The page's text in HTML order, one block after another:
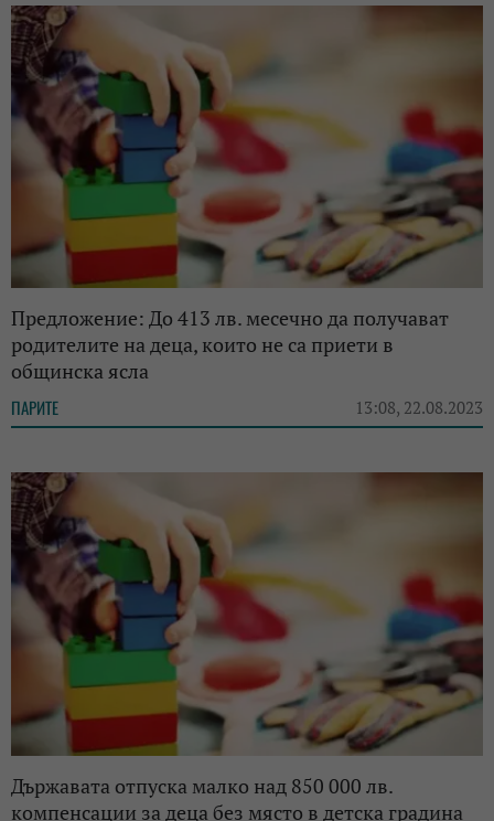
Предложение: До 413 лв. месечно да получават
родителите на деца, които не са приети в
общинска ясла
ПАРИТЕ 13:08, 22.08.2023
Държавата отпуска малко над 850 000 лв.
компенсации за деца без място в детска градина